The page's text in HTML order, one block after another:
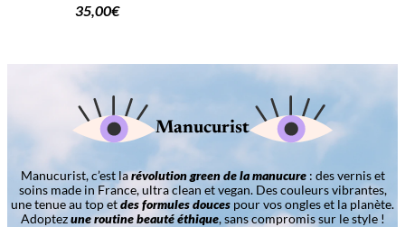
35,00€
Manucurist
Manucurist, c’est larévolution green de la manucure: des vernis et
soins made in France, ultra clean et vegan. Des couleurs vibrantes,
une tenue au top etdes formules douces pour vos ongles et la planète.
Adoptezune routine beauté éthique, sans compromis sur le style !